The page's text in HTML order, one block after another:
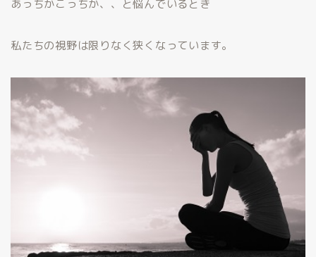
あっちかこっちか、、と悩んでいるとき
私たちの視野は限りなく狭くなっています。